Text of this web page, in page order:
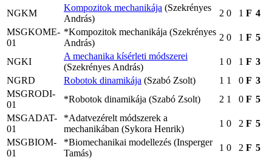
NGKM
Kompozitok mechanikája (Szekrényes
András)
2 0 1 F 4
MSGKOME-
01
*Kompozitok mechanikája (Szekrényes
András)
2 0 1 F 5
NGKI
A mechanika kísérleti módszerei
(Szekrényes András)
1 0 1 F 3
NGRD
Robotok dinamikája (Szabó Zsolt) 1 1 0 F 3
MSGRODI-
01
*Robotok dinamikája (Szabó Zsolt) 2 1 0 F 5
MSGADAT-
01
*Adatvezérelt módszerek a
mechanikában (Sykora Henrik)
1 0 2 F 5
MSGBIOM-
01
*Biomechanikai modellezés (Insperger
Tamás)
1 0 2 F 5